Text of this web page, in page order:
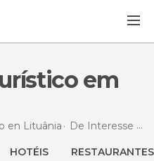
en Lituânia De Interesse Turístico en
HOTÉIS RESTAURANTES